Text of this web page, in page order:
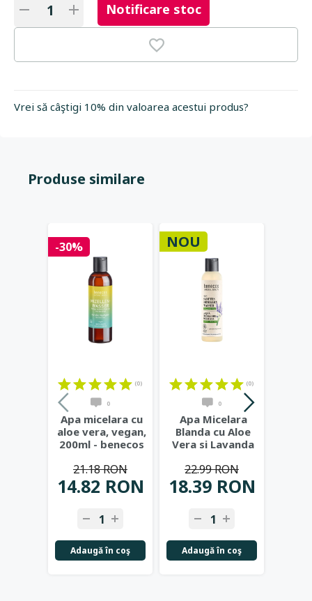
Notificare stoc
Vrei să câştigi 10% din valoarea acestui produs?
Produse similare
-30%
(0)
0
Apa micelara cu
aloe vera, vegan,
200ml - benecos
14.82 RON
21.18 RON
Adaugă în coş
NOU
(0)
0
Apa Micelara
Blanda cu Aloe
Vera si Lavanda
Benecos...
18.39 RON
22.99 RON
Adaugă în coş